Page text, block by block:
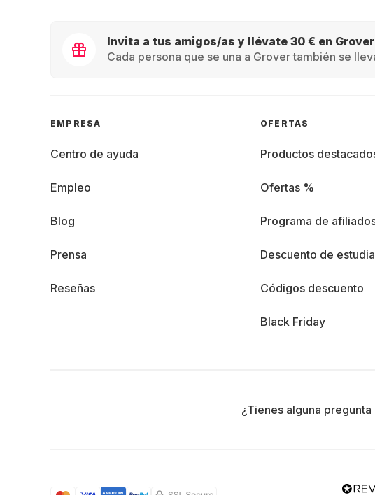
Invita a tus amigos/as y llévate 30 € en
Cada persona que se una a Grover también se
EMPRESA
Centro de ayuda
Empleo
Blog
Prensa
Reseñas
OFERTAS
Productos
Ofertas %
Programa de
Descuento de
Códigos descuento
Black Friday
¿Tienes alguna